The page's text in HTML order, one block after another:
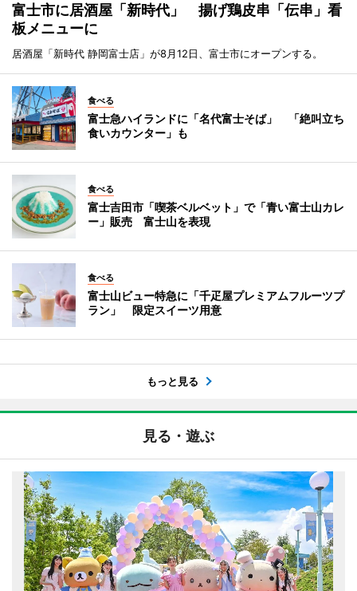
富士市に居酒屋「新時代」 揚げ鶏皮串「伝串」看
板メニューに
居酒屋「新時代 静岡富士店」が8月12日、富士市にオープンする。
食べる
富士急ハイランドに「名代富士そば」 「絶叫立ち
食いカウンター」も
食べる
富士吉田市「喫茶ベルベット」で「青い富士山カレ
ー」販売 富士山を表現
食べる
富士山ビュー特急に「千疋屋プレミアムフルーツプ
ラン」 限定スイーツ用意
もっと見る
見る・遊ぶ